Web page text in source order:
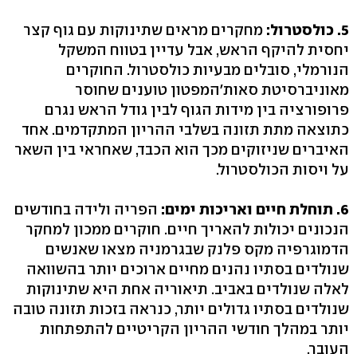
5. כולסטרול:
מחקרים מראים שתינוקות עם גוף קצר
יחסית להיקף הראש, אבל עדיין בטווח המשקל
הנורמלי, סובלים מבעיות כולסטרול. החוקרים
מאוניברסיטת סאות'המפטון טוענים שחוסר
פרופורציה בין מידות הגוף לבין גודל הראש נגרם
כתוצאה מתת תזונה בשלבי ההריון המתקדמים. אחד
האיברים שניזוקים מכך הוא הכבד, שאחראי בין השאר
על ויסות הכולסטרול.
6. תוחלת חיים ואריכות ימים:
הפריה ולידה בחודשים
הנכונים יכולות להאריך חיים. חוקרים ממכון למחקר
הדמוגרפיה מקס פלנק שבגרמניה מצאו שאנשים
שנולדים בסתיו נהנים מחיים ארוכים יותר בהשוואה
לאלה שנולדים באביב. תיאוריה אחת היא שתינוקות
שנולדים בסתיו גדולים יותר, כנראה בזכות תזונה טובה
יותר במהלך חודשי ההריון הקריטיים להתפתחות
העובר.